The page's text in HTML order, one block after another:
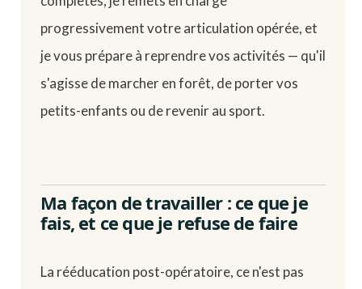
progressivement votre articulation opérée, et
je vous prépare à reprendre vos activités — qu'il
s'agisse de marcher en forêt, de porter vos
petits-enfants ou de revenir au sport.
Ma façon de travailler : ce que je
fais, et ce que je refuse de faire
La rééducation post-opératoire, ce n'est pas